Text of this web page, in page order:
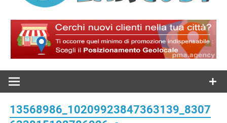
Il Blog Di
Lancusi
13568986_10209923847363139_8307